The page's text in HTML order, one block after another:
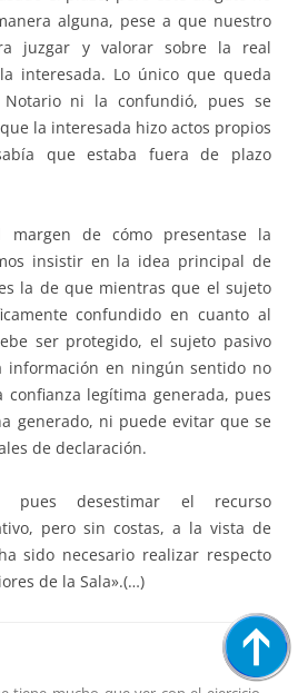
alguna, pese a que nuestro
juzgar y valorar sobre la real
interesada. Lo único que queda
ni la confundió, pues se
la interesada hizo actos propios
que estaba fuera de plazo
margen de cómo presentase la
insistir en la idea principal de
la de que mientras que el sujeto
confundido en cuanto al
ser protegido, el sujeto pasivo
información en ningún sentido no
legítima generada, pues
generado, ni puede evitar que se
de declaración.
pues desestimar el recurso
pero sin costas, a la vista de
sido necesario realizar respecto
de la Sala».(…)